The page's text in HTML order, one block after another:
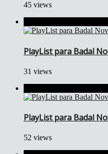
45 views
PlayList para Badal
31 views
PlayList para Badal
52 views